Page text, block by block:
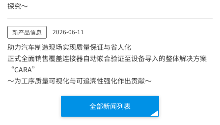
探究～
新产品信息 2026-06-11
助力汽车制造现场实现质量保证与省人化
正式全面销售覆盖连接器自动嵌合验证至设备导入的整体解决方案
“CARA”
～为工序质量可视化与可追溯性强化作出贡献～
全部新闻列表